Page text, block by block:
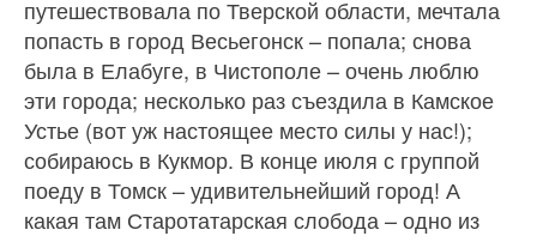
путешествовала по Тверской области, мечтала
попасть в город Весьегонск – попала; снова
была в Елабуге, в Чистополе – очень люблю
эти города; несколько раз съездила в Камское
Устье (вот уж на­стоящее место силы у нас!);
собираюсь в Кукмор. В конце июля с группой
поеду в Томск – удиви­тельнейший город! А
какая там Старотатарская слобода – одно из